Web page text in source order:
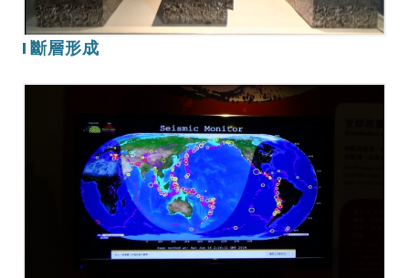
斷層形成
板
塊
交
界
帶
與
地